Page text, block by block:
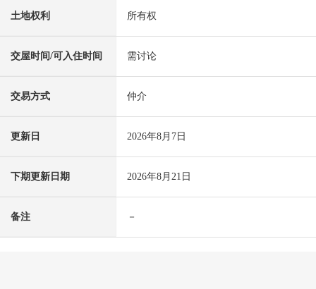
土地权利 所有权
交屋时间/可入住时间 需讨论
交易方式 仲介
更新日 2026年8月7日
下期更新日期 2026年8月21日
备注 －